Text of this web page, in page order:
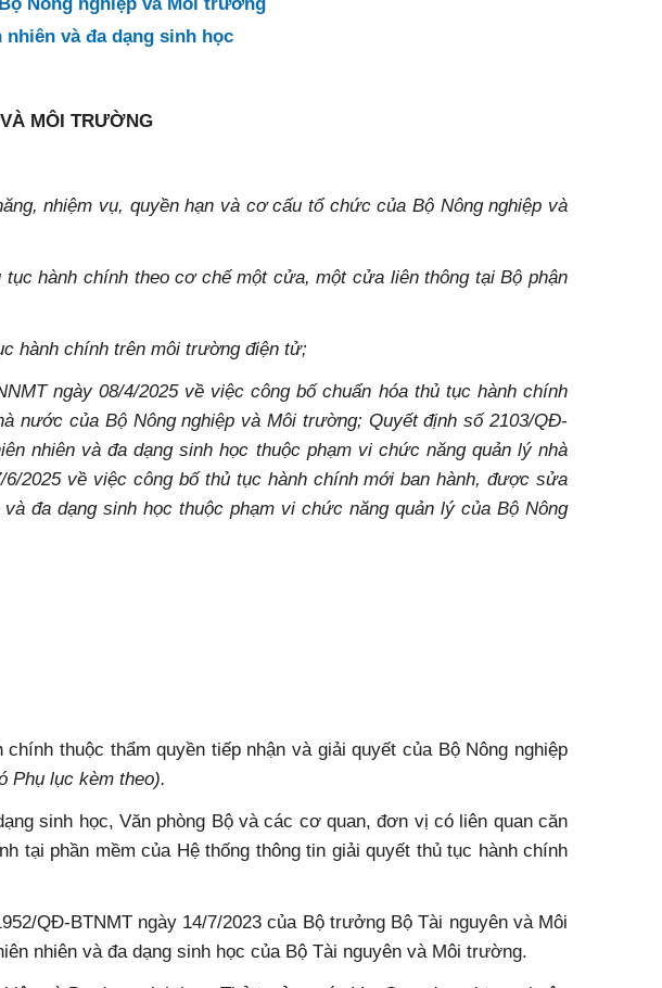
và đa dạng sinh học
MÔI TRƯỜNG
nhiệm vụ, quyền hạn và cơ cấu tổ chức của Bộ Nông nghiệp và
hành chính theo cơ chế một cửa, một cửa liên thông tại Bộ phận
hành chính trên môi trường điện tử;
ngày 08/4/2025 về việc công bố chuẩn hóa thủ tục hành chính
nước của Bộ Nông nghiệp và Môi trường; Quyết định số 2103/QĐ-
nhiên và đa dạng sinh học thuộc phạm vi chức năng quản lý nhà
2025 về việc công bố thủ tục hành chính mới ban hành, được sửa
đa dạng sinh học thuộc phạm vi chức năng quản lý của Bộ Nông
thuộc thẩm quyền tiếp nhận và giải quyết của Bộ Nông nghiệp
Phụ lục kèm theo).
sinh học, Văn phòng Bộ và các cơ quan, đơn vị có liên quan căn
tại phần mềm của Hệ thống thông tin giải quyết thủ tục hành chính
QĐ-BTNMT ngày 14/7/2023 của Bộ trưởng Bộ Tài nguyên và Môi
nhiên và đa dạng sinh học của Bộ Tài nguyên và Môi trường.